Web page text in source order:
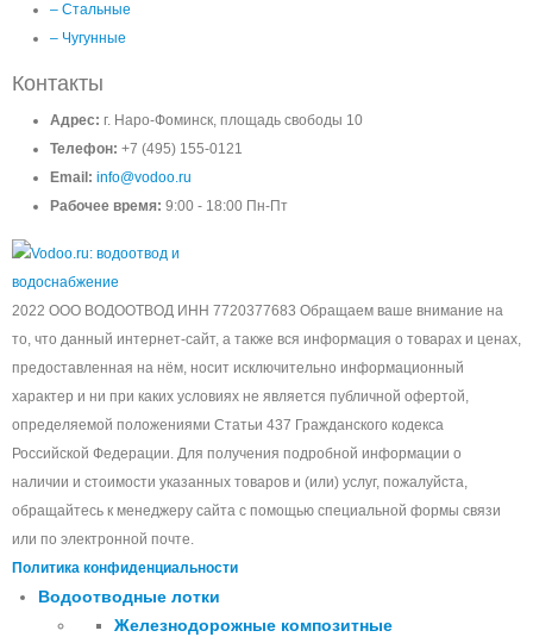
– Стальные
– Чугунные
Контакты
Адрес: г. Наро-Фоминск, площадь свободы 10
Телефон: +7 (495) 155-0121
Email: info@vodoo.ru
Рабочее время: 9:00 - 18:00 Пн-Пт
2022 ООО ВОДООТВОД ИНН 7720377683 Обращаем ваше внимание на
то, что данный интернет-сайт, а также вся информация о товарах и ценах,
предоставленная на нём, носит исключительно информационный
характер и ни при каких условиях не является публичной офертой,
определяемой положениями Статьи 437 Гражданского кодекса
Российской Федерации. Для получения подробной информации о
наличии и стоимости указанных товаров и (или) услуг, пожалуйста,
обращайтесь к менеджеру сайта с помощью специальной формы связи
или по электронной почте.
Политика конфиденциальности
Водоотводные лотки
Железнодорожные композитные